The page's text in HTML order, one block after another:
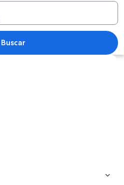
Uma ponte de pedra sobre um rio,
Buscar